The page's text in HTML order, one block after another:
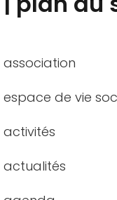
association
espace de vie
activités
actualités